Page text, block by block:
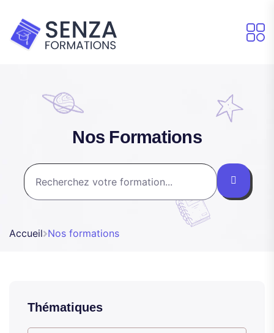
Nos Formations
Accueil Nos formations
Thématiques